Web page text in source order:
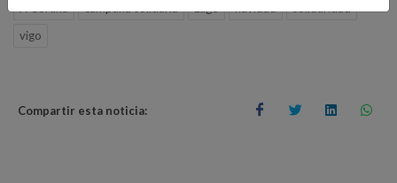
A Coruña campaña solidaria Lugo navidad
solidaridad
vigo
Compartir esta noticia: